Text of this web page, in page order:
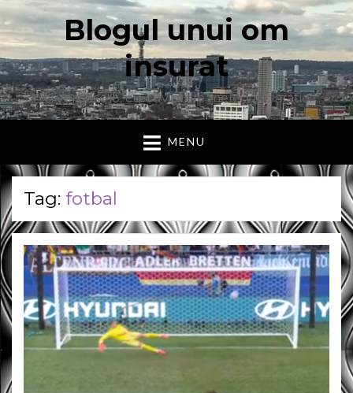
Blogul unui om
insurat
Aici vorbesc io, cu cuvintele mele. Declaratie….
MENU
Tag: fotbal